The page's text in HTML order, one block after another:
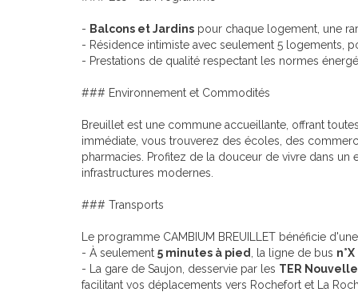
- Balcons et Jardins pour chaque logement, une
- Résidence intimiste avec seulement 5 logements,
- Prestations de qualité respectant les normes
### Environnement et Commodités
Breuillet est une commune accueillante, offrant
immédiate, vous trouverez des écoles, des
pharmacies. Profitez de la douceur de vivre dans un
infrastructures modernes.
### Transports
Le programme CAMBIUM BREUILLET bénéficie
- À seulement 5 minutes à pied , la ligne de bus n°X
- La gare de Saujon, desservie par les TER
facilitant vos déplacements vers Rochefort et La